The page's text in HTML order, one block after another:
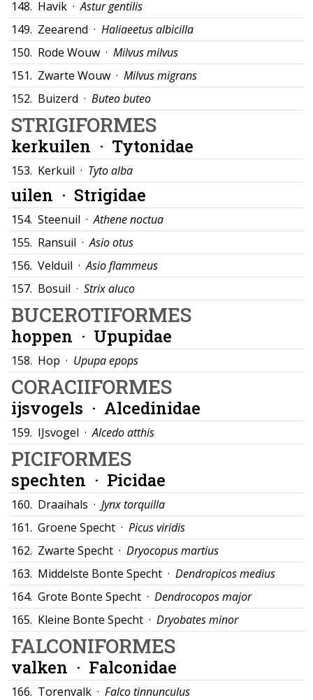
148. Havik ·Astur gentilis
149. Zeearend · Haliaeetus albicilla
150. Rode Wouw · Milvus milvus
151. Zwarte Wouw · Milvus migrans
152. Buizerd · Buteo buteo
STRIGIFORMES
kerkuilen · Tytonidae
153. Kerkuil · Tyto alba
uilen · Strigidae
154. Steenuil ·Athene noctua
155. Ransuil ·Asio otus
156. Velduil ·Asio flammeus
157. Bosuil · Strix aluco
BUCEROTIFORMES
hoppen · Upupidae
158. Hop · Upupa epops
CORACIIFORMES
ijsvogels · Alcedinidae
159. IJsvogel ·Alcedo atthis
PICIFORMES
spechten · Picidae
160. Draaihals · Jynx torquilla
161. Groene Specht · Picus viridis
162. Zwarte Specht · Dryocopus martius
163. Middelste Bonte Specht · Dendropicos medius
164. Grote Bonte Specht · Dendrocopos major
165. Kleine Bonte Specht · Dryobates minor
FALCONIFORMES
valken · Falconidae
166. Torenvalk · Falco tinnunculus